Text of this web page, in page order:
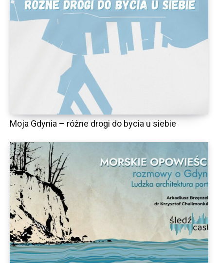
Moja Gdynia – różne drogi do bycia u siebie